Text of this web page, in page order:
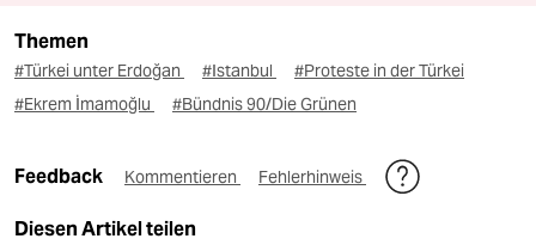
Themen
#Türkei unter Erdoğan #Istanbul
#Proteste in der Türkei
#Ekrem İmamoğlu
#Bündnis 90/Die Grünen
Feedback Kommentieren Fehlerhinweis
Diesen Artikel teilen